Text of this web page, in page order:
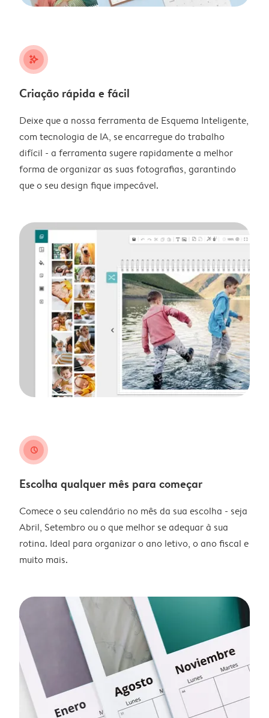
stars_plus
Criação rápida e fácil
Deixe que a nossa ferramenta de Esquema Inteligente,
com tecnologia de IA, se encarregue do trabalho
difícil - a ferramenta sugere rapidamente a melhor
forma de organizar as suas fotografias, garantindo
que o seu design fique impecável.
clock
Escolha qualquer mês para começar
Comece o seu calendário no mês da sua escolha - seja
Abril, Setembro ou o que melhor se adequar à sua
rotina. Ideal para organizar o ano letivo, o ano fiscal e
muito mais.